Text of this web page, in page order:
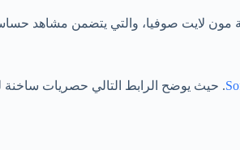
مون لايت صوفيا، والتي يتضمن مشاهد
. حيث يوضح الرابط التالي حصريات ساخنة